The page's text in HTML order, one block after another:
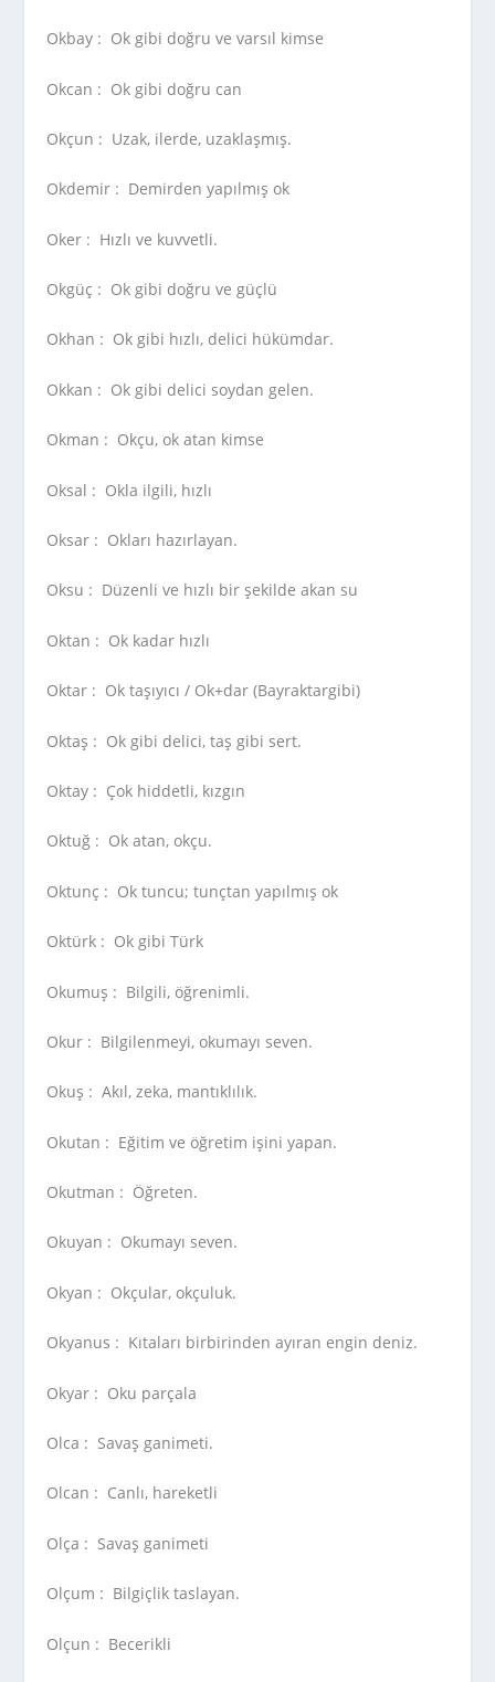
Okbay : Ok gibi doğru ve varsıl kimse
Okcan : Ok gibi doğru can
Okçun : Uzak, ilerde, uzaklaşmış.
Okdemir : Demirden yapılmış ok
Oker : Hızlı ve kuvvetli.
Okgüç : Ok gibi doğru ve güçlü
Okhan : Ok gibi hızlı, delici hükümdar.
Okkan : Ok gibi delici soydan gelen.
Okman : Okçu, ok atan kimse
Oksal : Okla ilgili, hızlı
Oksar : Okları hazırlayan.
Oksu : Düzenli ve hızlı bir şekilde akan su
Oktan : Ok kadar hızlı
Oktar : Ok taşıyıcı / Ok+dar (Bayraktargibi)
Oktaş : Ok gibi delici, taş gibi sert.
Oktay : Çok hiddetli, kızgın
Oktuğ : Ok atan, okçu.
Oktunç : Ok tuncu; tunçtan yapılmış ok
Oktürk : Ok gibi Türk
Okumuş : Bilgili, öğrenimli.
Okur : Bilgilenmeyi, okumayı seven.
Okuş : Akıl, zeka, mantıklılık.
Okutan : Eğitim ve öğretim işini yapan.
Okutman : Öğreten.
Okuyan : Okumayı seven.
Okyan : Okçular, okçuluk.
Okyanus : Kıtaları birbirinden ayıran engin deniz.
Okyar : Oku parçala
Olca : Savaş ganimeti.
Olcan : Canlı, hareketli
Olça : Savaş ganimeti
Olçum : Bilgiçlik taslayan.
Olçun : Becerikli